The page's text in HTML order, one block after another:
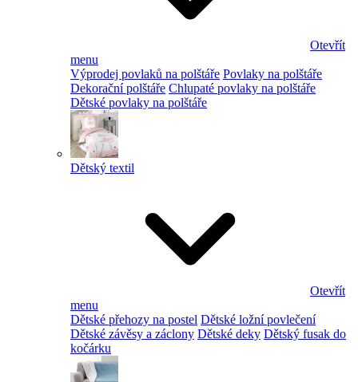
Otevřít
menu
Výprodej povlaků na polštáře Povlaky na polštáře
Dekorační polštáře Chlupaté povlaky na polštáře
Dětské povlaky na polštáře
Dětský textil
Otevřít
menu
Dětské přehozy na postel Dětské ložní povlečení
Dětské závěsy a záclony Dětské deky Dětský fusak do
kočárku